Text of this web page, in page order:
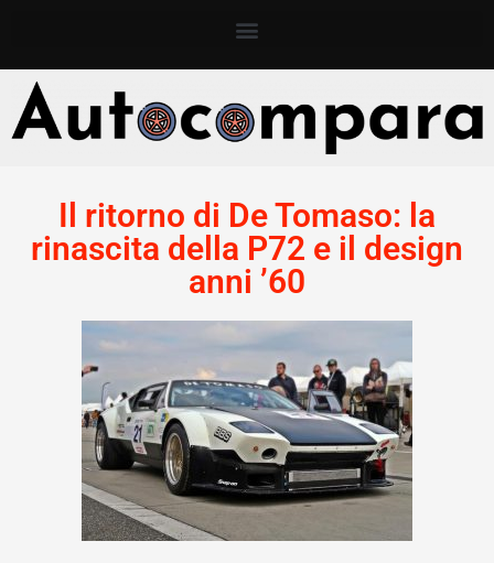
Il ritorno di De Tomaso: la
rinascita della P72 e il design
anni ’60